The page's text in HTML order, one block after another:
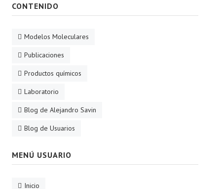
CONTENIDO
Modelos Moleculares
Publicaciones
Productos químicos
Laboratorio
Blog de Alejandro Savin
Blog de Usuarios
MENÚ USUARIO
Inicio